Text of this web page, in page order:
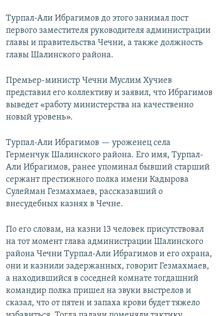
Турпал-Али Ибрагимов до этого занимал пост
первого заместителя руководителя администрации
главы и правительства Чечни, а также должность
главы Шалинского района.
Премьер-министр Чечни Муслим Хучиев
представил его коллективу и заявил, что Ибрагимов
выведет «работу министерства на качественно
новый уровень».
Турпал-Али Ибрагимов — уроженец села
Герменчук Шалинского района. Его имя, Турпал-
Али Ибрагимов, ранее упоминал бывший старший
сержант престижного полка имени Кадырова
Сулейман Гезмахмаев, рассказавший о
внесудебных казнях в Чечне.
По его словам, на казни 13 человек присутствовал
на тот момент глава администрации Шалинского
района Чечни Турпал-Али Ибрагимов и его охрана,
они и казнили задержанных, говорит Гезмахмаев,
а находившийся в соседней комнате тогдашний
командир полка пришел на звуки выстрелов и
сказал, что от пятен и запаха крови будет тяжело